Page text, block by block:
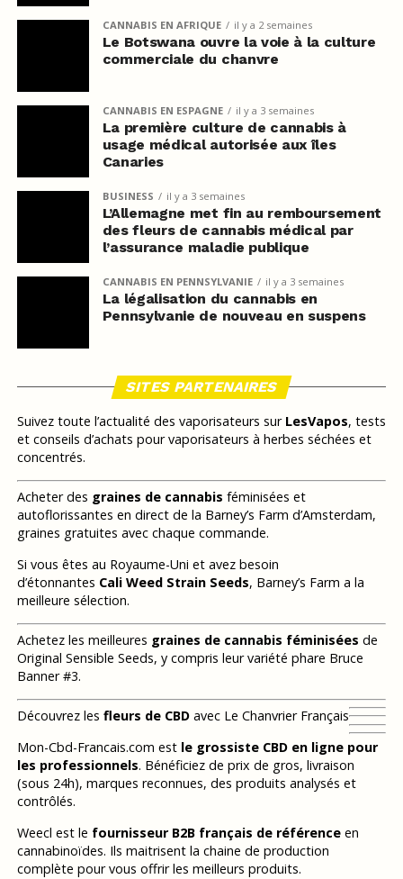
CANNABIS EN AFRIQUE il y a 2 semaines
Le Botswana ouvre la voie à la culture
commerciale du chanvre
CANNABIS EN ESPAGNE il y a 3 semaines
La première culture de cannabis à
usage médical autorisée aux îles
Canaries
BUSINESS il y a 3 semaines
L’Allemagne met fin au remboursement
des fleurs de cannabis médical par
l’assurance maladie publique
CANNABIS EN PENNSYLVANIE il y a 3 semaines
La légalisation du cannabis en
Pennsylvanie de nouveau en suspens
SITES PARTENAIRES
Suivez toute l’actualité des vaporisateurs sur LesVapos, tests
et conseils d’achats pour vaporisateurs à herbes séchées et
concentrés.
Acheter des graines de cannabis féminisées et
autoflorissantes en direct de la Barney’s Farm d’Amsterdam,
graines gratuites avec chaque commande.
Si vous êtes au Royaume-Uni et avez besoin
d’étonnantes Cali Weed Strain Seeds, Barney’s Farm a la
meilleure sélection.
Achetez les meilleures graines de cannabis féminisées de
Original Sensible Seeds, y compris leur variété phare Bruce
Banner #3.
Découvrez les fleurs de CBDavec Le Chanvrier Français
Mon-Cbd-Francais.com est le grossiste CBD en ligne pour
les professionnels. Bénéficiez de prix de gros, livraison
(sous 24h), marques reconnues, des produits analysés et
contrôlés.
Weecl est le fournisseur B2B français de référenceen
cannabinoïdes. Ils maitrisent la chaine de production
complète pour vous offrir les meilleurs produits.